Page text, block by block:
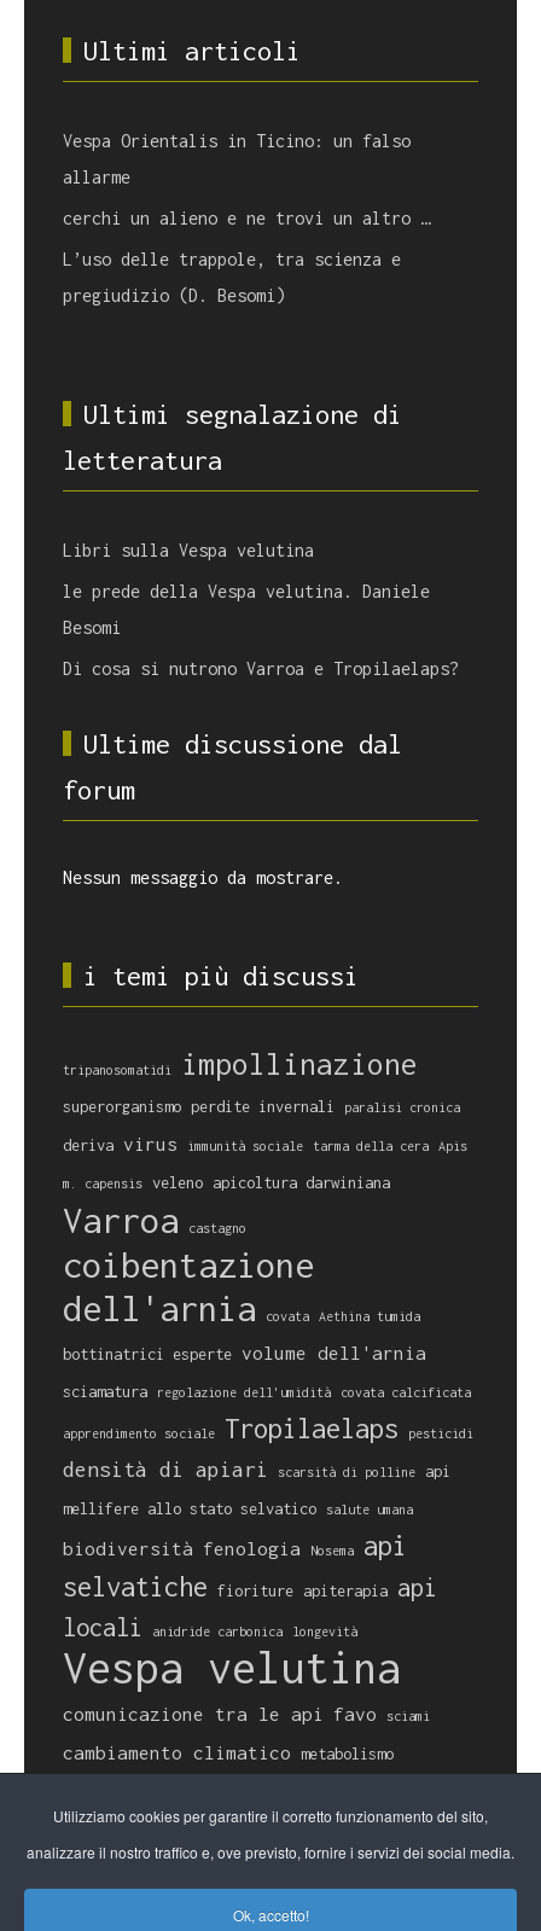
Utilizziamo cookies per garantire il corretto funzionamento del sito,
analizzare il nostro traffico e, ove previsto, fornire i servizi dei social media.
Ok, accetto!
Ultimi articoli
Vespa Orientalis in Ticino: un falso
allarme
cerchi un alieno e ne trovi un altro …
L’uso delle trappole, tra scienza e
pregiudizio (D. Besomi)
Ultimi segnalazione di
letteratura
Libri sulla Vespa velutina
le prede della Vespa velutina. Daniele
Besomi
Di cosa si nutrono Varroa e Tropilaelaps?
Ultime discussione dal
forum
Nessun messaggio da mostrare.
i temi più discussi
tripanosomatidi impollinazione
superorganismo perdite invernali paralisi cronica
deriva virus immunità sociale tarma della cera Apis
m. capensis veleno apicoltura darwiniana
Varroa castagno
coibentazione
dell'arnia
covata Aethina tumida
bottinatrici esperte volume dell'arnia
sciamatura regolazione dell'umidità covata calcificata
apprendimento sociale Tropilaelaps pesticidi
densità di apiari scarsità di polline api
mellifere allo stato selvatico salute umana
biodiversità fenologia Nosema
api
selvatiche fioriture apiterapia api
locali
anidride carbonica longevità
Vespa velutina
comunicazione tra le api favo sciami
cambiamento climatico metabolismo
termoregolazione